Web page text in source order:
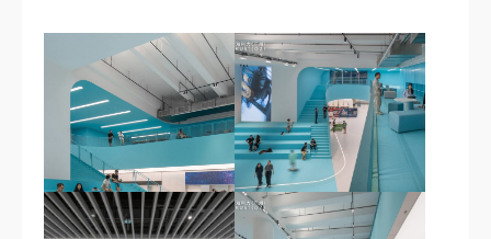
科广新闻
科研资讯
校园生活